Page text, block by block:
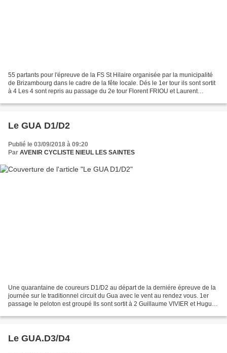
55 partants pour l'épreuve de la FS St Hilaire organisée par la municipalité
de Brizambourg dans le cadre de la fête locale. Dés le 1er tour ils sont sortit
à 4 Les 4 sont repris au passage du 2e tour Florent FRIOU et Laurent
Le GUA D1/D2
Publié le 03/09/2018 à 09:20
Par AVENIR CYCLISTE NIEUL LES SAINTES
Une quarantaine de coureurs D1/D2 au départ de la derniére épreuve de la
journée sur le traditionnel circuit du Gua avec le vent au rendez vous. 1er
passage le peloton est groupé Ils sont sortit à 2 Guillaume VIVIER et Hugues
Le GUA.D3/D4